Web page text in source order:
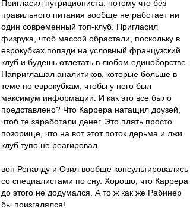
Пригласил нутрициониста, потому что без
правильного питания вообще не работает ни
один современный топ-клуб. Пригласил
физрука, чтоб массой обрастали, поскольку в
еврокубках попади на условный французский
клуб и будешь отлетать в любом единоборстве.
Наприглашал аналитиков, которые больше в
теме по еврокубкам, чтобы у него был
максимум информации. И как это все было
представлено? Что Каррера натащил друзей,
чтоб те заработали денег. Это плять просто
позорище, что на вот этот поток дерьма и лжи
клуб тупо не реагировал.
вон Роналду и Озил вообще консультировались
со специалистами по сну. Хорошо, что Каррера
до этого не додумался. А то ж как же Рабинер
бы поизгалялся!